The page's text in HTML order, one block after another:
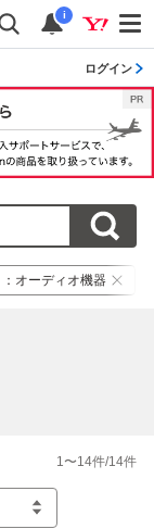
i
ログイン
： オーディオ機器
1 〜14件/14件